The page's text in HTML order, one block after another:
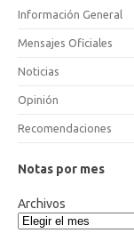
Información General
Mensajes Oficiales
Noticias
Opinión
Recomendaciones
Notas por mes
Archivos